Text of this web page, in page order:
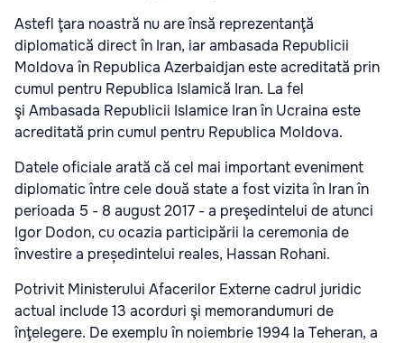
Astefl ţara noastră nu are însă reprezentanţă
diplomatică direct în Iran, iar ambasada Republicii
Moldova în Republica Azerbaidjan este acreditată prin
cumul pentru Republica Islamică Iran. La fel
şi Ambasada Republicii Islamice Iran în Ucraina este
acreditată prin cumul pentru Republica Moldova.
Datele oficiale arată că cel mai important eveniment
diplomatic între cele două state a fost vizita în Iran în
perioada 5 - 8 august 2017 - a preşedintelui de atunci
Igor Dodon, cu ocazia participării la ceremonia de
învestire a președintelui reales, Hassan Rohani.
Potrivit Ministerului Afacerilor Externe cadrul juridic
actual include 13 acorduri şi memorandumuri de
înţelegere. De exemplu în noiembrie 1994 la Teheran, a